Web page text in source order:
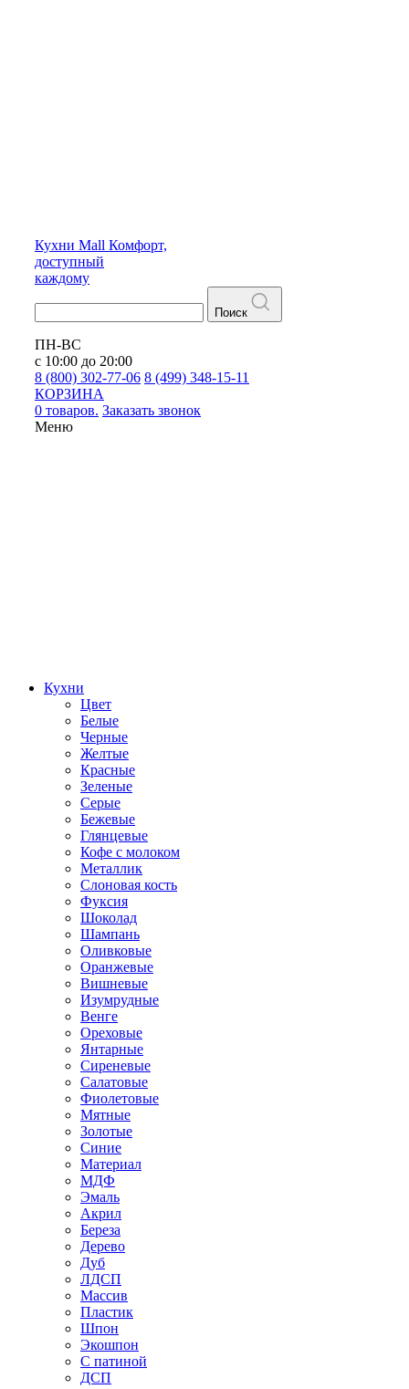
Кухни Mall Комфорт,
доступный
каждому
Поиск
ПН-ВС
с 10:00 до 20:00
8 (800) 302-77-06 8 (499) 348-15-11
КОРЗИНА
0 товаров. Заказать звонок
Меню
Кухни
Цвет
Белые
Черные
Желтые
Красные
Зеленые
Серые
Бежевые
Глянцевые
Кофе с молоком
Металлик
Слоновая кость
Фуксия
Шоколад
Шампань
Оливковые
Оранжевые
Вишневые
Изумрудные
Венге
Ореховые
Янтарные
Сиреневые
Салатовые
Фиолетовые
Мятные
Золотые
Синие
Материал
МДФ
Эмаль
Акрил
Береза
Дерево
Дуб
ЛДСП
Массив
Пластик
Шпон
Экошпон
С патиной
ДСП